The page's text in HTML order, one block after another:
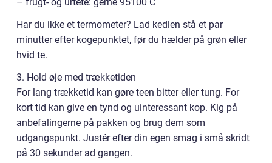
– frugt- og urtete: gerne 95100 C
Har du ikke et termometer? Lad kedlen stå et par
minutter efter kogepunktet, før du hælder på grøn eller
hvid te.
3. Hold øje med trækketiden
For lang trækketid kan gøre teen bitter eller tung. For
kort tid kan give en tynd og uinteressant kop. Kig på
anbefalingerne på pakken og brug dem som
udgangspunkt. Justér efter din egen smag i små skridt
på 30 sekunder ad gangen.